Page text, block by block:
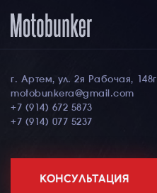
г. Артем, ул. 2я Рабочая, 148г
motobunkera@gmail.com
+7 (914) 672 5873
+7 (914) 077 5237
КОНСУЛЬТАЦИЯ